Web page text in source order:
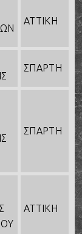
ΑΤΤΙΚΗ
ΣΠΑΡΤΗ
ΣΠΑΡΤΗ
ΑΤΤΙΚΗ